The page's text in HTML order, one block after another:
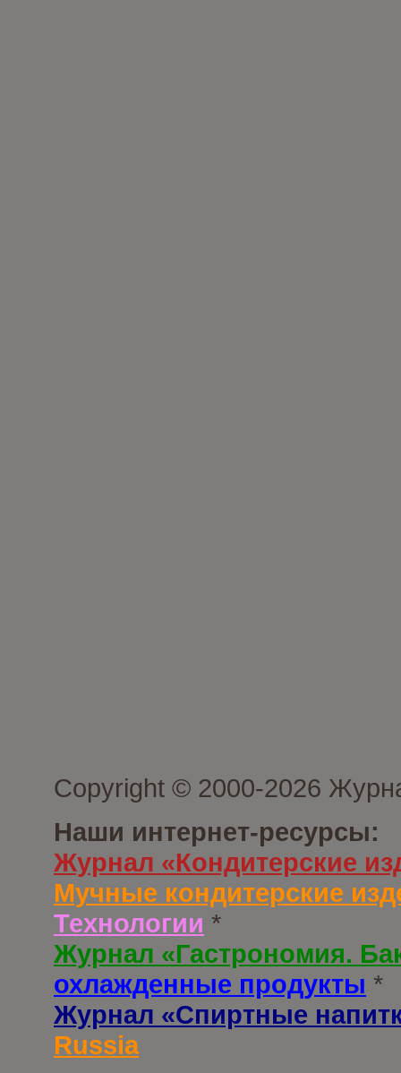
Copyright © 2000-2026
Наши интернет-ресурсы:
Журнал «Кондитерские
Мучные кондитерские
Технологии *
Журнал «Гастрономия.
охлажденные продукты *
Журнал «Спиртные
Russia